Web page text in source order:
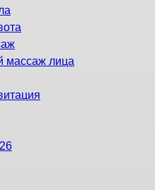
массаж лица